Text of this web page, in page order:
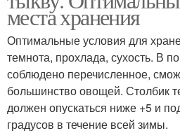
места хранения
Оптимальные условия для
темнота, прохлада, сухость. В
соблюдено перечисленное,
большинство овощей. Столбик
должен опускаться ниже +5 и
градусов в течение всей зимы.